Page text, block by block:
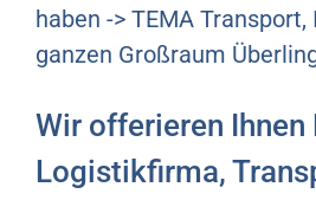
haben -> TEMA
ganzen Großraum
Wir offerieren
Logistikfirma,